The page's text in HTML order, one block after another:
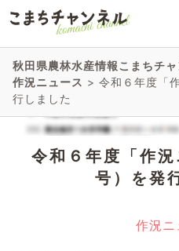
秋田県農林水産情報こまちチ
作況ニュース > 令和６年度「
行しました
令和６年度「作
号）を発
作況ニ